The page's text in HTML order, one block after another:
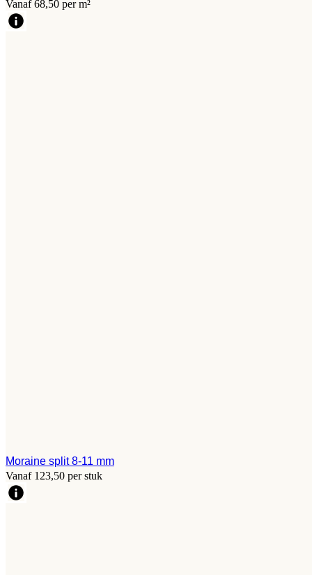
Vanaf 68,50 per m²
Moraine split 8-11 mm
Vanaf 123,50 per stuk